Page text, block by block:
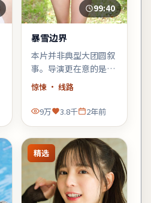
99:40
暴雪边界
本片并非典型大团圆叙
事。导演更在意的是：
在2023年的社会情绪
里，普通人如何与恐惧
共处。
惊悚 · 线路
9万 3.8千 2年前
精选